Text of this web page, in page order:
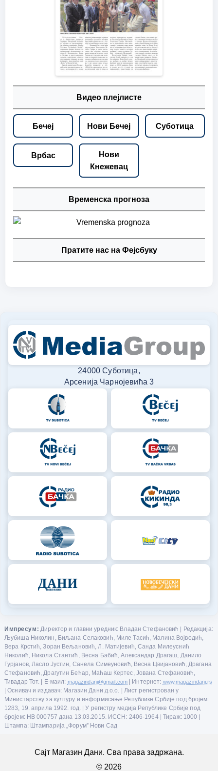
Видео плејлисте
Бечеј Нови Бечеј Суботица
Врбас
Нови
Кнежевац
Временска прогноза
Пратите нас на Фејсбуку
24000 Суботица,
Арсенија Чарнојевића 3
Импресум: Директор и главни уредник: Владан Стефановић | Редакција:
Љубиша Николин, Биљана Селаковић, Миле Тасић, Малина Војводић,
Вера Крстић, Зоран Вељановић, Л. Матијевић, Санда Милеуснић
Николић, Никола Стантић, Весна Бабић, Александар Драгаш, Данило
Гурјанов, Ласло Јустин, Санела Симеуновић, Весна Цвијановић, Драгана
Стефановић, Драгутин Бећар, Маћаш Кертес, Јована Стефановић,
Тивадар Тот. | Е-маил: magazindani@gmail.com | Интернет: www.magazindani.rs
| Оснивач и издавач: Магазин Дани д.о.о. | Лист регистрован у
Министарству за културу и информисање Републике Србије под бројем:
1283, 19. априла 1992. год. | У регистру медија Републике Србије под
бројем: НВ 000757 дана 13.03.2015. ИССН: 2406-1964 | Тираж: 1000 |
Штампа: Штампарија „Форум” Нови Сад
Сајт Магазин Дани. Сва права задржана.
© 2026